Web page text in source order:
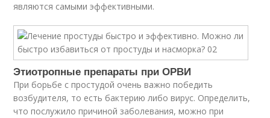
являются самыми эффективными.
Этиотропные препараты при ОРВИ
При борьбе с простудой очень важно победить
возбудителя, то есть бактерию либо вирус. Определить,
что послужило причиной заболевания, можно при